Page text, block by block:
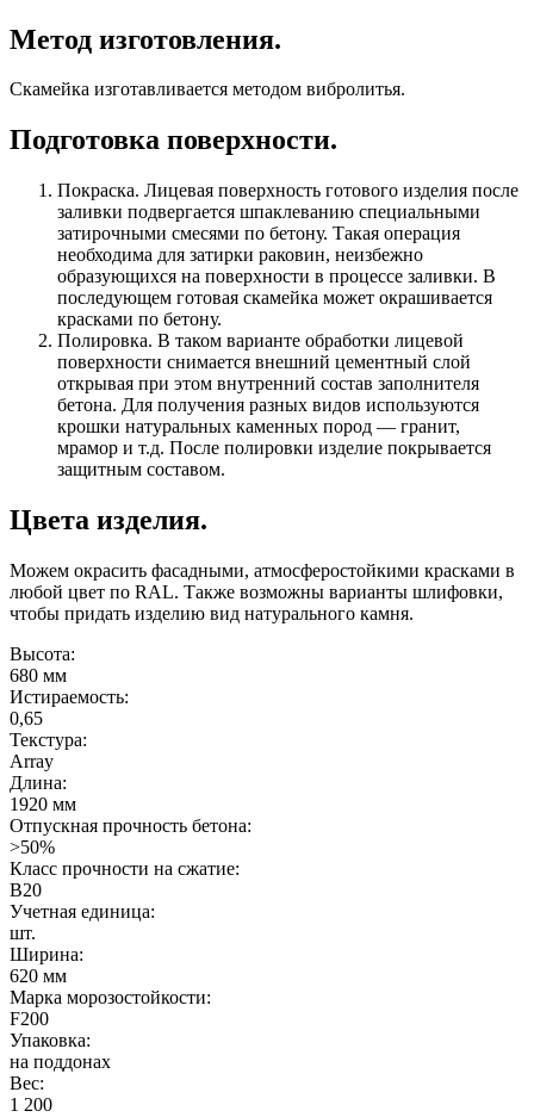
Метод изготовления.
Скамейка изготавливается методом вибролитья.
Подготовка поверхности.
Покраска. Лицевая поверхность готового изделия после
заливки подвергается шпаклеванию специальными
затирочными смесями по бетону. Такая операция
необходима для затирки раковин, неизбежно
образующихся на поверхности в процессе заливки. В
последующем готовая скамейка может окрашивается
красками по бетону.
Полировка. В таком варианте обработки лицевой
поверхности снимается внешний цементный слой
открывая при этом внутренний состав заполнителя
бетона. Для получения разных видов используются
крошки натуральных каменных пород — гранит,
мрамор и т.д. После полировки изделие покрывается
защитным составом.
Цвета изделия.
Можем окрасить фасадными, атмосферостойкими красками в
любой цвет по RAL. Также возможны варианты шлифовки,
чтобы придать изделию вид натурального камня.
Высота:
680 мм
Истираемость:
0,65
Текстура:
Array
Длина:
1920 мм
Отпускная прочность бетона:
>50%
Класс прочности на сжатие:
B20
Учетная единица:
шт.
Ширина:
620 мм
Марка морозостойкости:
F200
Упаковка:
на поддонах
Вес:
1 200